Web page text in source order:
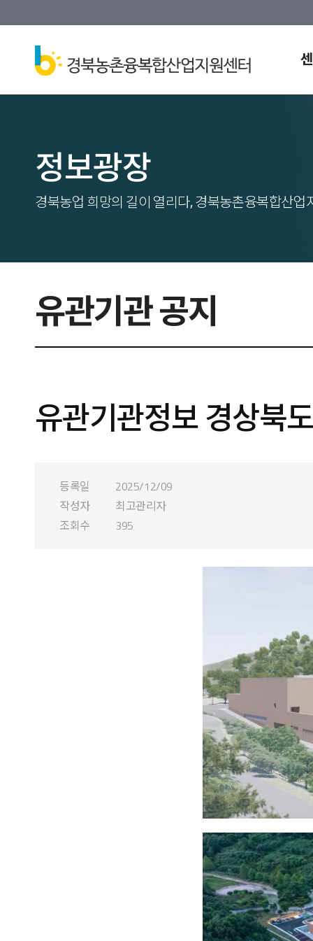
정보광장
경북농업 희망의 길이 열리다, 경북농촌융복합산업
유관기관 공지
유관기관정보 경상북
등록일
2025/12/09
작성자
최고관리자
조회수
395